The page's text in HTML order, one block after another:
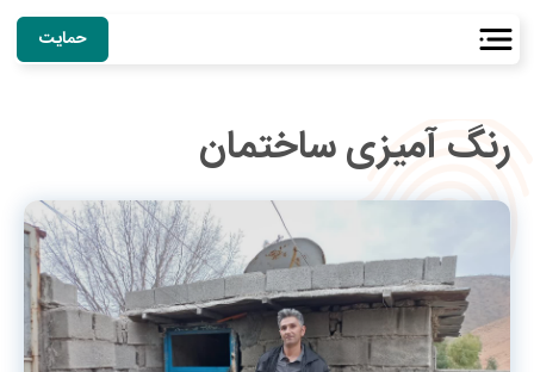
حمایت
رنگ آمیزی ساختمان